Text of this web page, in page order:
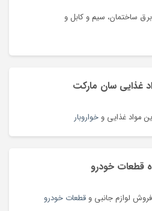
ساختمان، سیم و کابل و
غذایی سان مارکت
مواد غذایی و خواروبار
قطعات خودرو
لوازم جانبی و قطعات خودرو